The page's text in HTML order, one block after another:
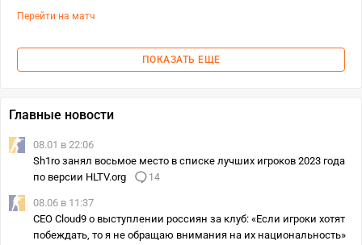
Перейти на матч
ПОКАЗАТЬ ЕЩЕ
Главные новости
08.01 в 22:06
Sh1ro занял восьмое место в списке лучших игроков 2023 года
по версии HLTV.org
14
08.06 в 11:37
CEO Cloud9 о выступлении россиян за клуб: «Если игроки хотят
побеждать, то я не обращаю внимания на их национальность»